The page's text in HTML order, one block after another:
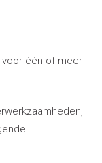
één of meer